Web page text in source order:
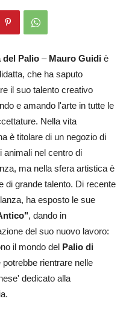
del Palio – Mauro Guidi è
che ha saputo
il suo talento creativo
e amando l'arte in tutte le
Nella vita
è titolare di un negozio di
animali nel centro di
ma nella sfera artistica è
di grande talento. Di recente
ha esposto le sue
, dando in
del suo nuovo lavoro:
il mondo del Palio di
rientrare nelle
dedicato alla